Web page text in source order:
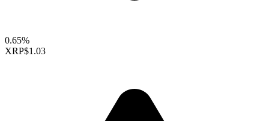
0.65%
XRP$1.03